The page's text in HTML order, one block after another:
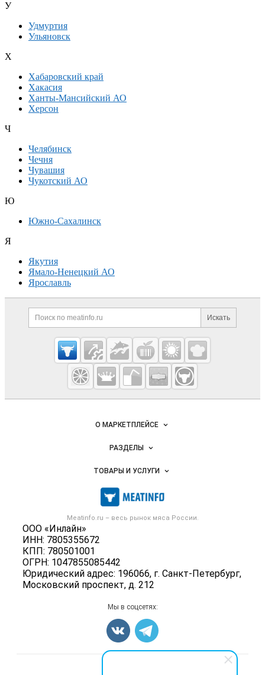
У
Удмуртия
Ульяновск
Х
Хабаровский край
Хакасия
Ханты-Мансийский АО
Херсон
Ч
Челябинск
Чечня
Чувашия
Чукотский АО
Ю
Южно-Сахалинск
Я
Якутия
Ямало-Ненецкий АО
Ярославль
Дополнительная информация
Поиск по сайту и
Искать
Cсылки на полезные проекты
Meatinfo.ru —
мясо и
мясопродукты
Важные разделы и контакты
Meatinfo.ru – весь рынок мяса России.
ООО «Инлайн»
ИНН: 7805355672
КПП: 780501001
ОГРН: 1047855085442
Юридический адрес: 196066, г. Санкт-Петербург,
Московский проспект, д. 212
Навигация по сайтуО МАРКЕТПЛЕЙСЕ
Новости Meatinfo.ru
Размещение рекламы
Публичная оферта
Контактная информация
Политика обработки персональных данных
РАЗДЕЛЫ
Объявления
Новости рынка
Мониторинг
Вакансии
ТОВАРЫ И УСЛУГИ
Мясо, мясопродукты
Скот в живом весе
Колбасы, сосиски, деликатесы
Мясные полуфабрикаты
Мясные снеки
Яйца
Карта объявлений
Мы в соцсетях: